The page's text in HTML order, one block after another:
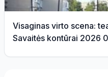
Visaginas virto scena:
Savaitės kontūrai 2026